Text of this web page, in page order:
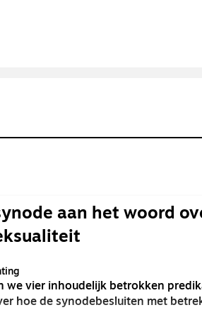
aan het woord
we vier inhoudelijk betrokken
hoe de synodebesluiten met